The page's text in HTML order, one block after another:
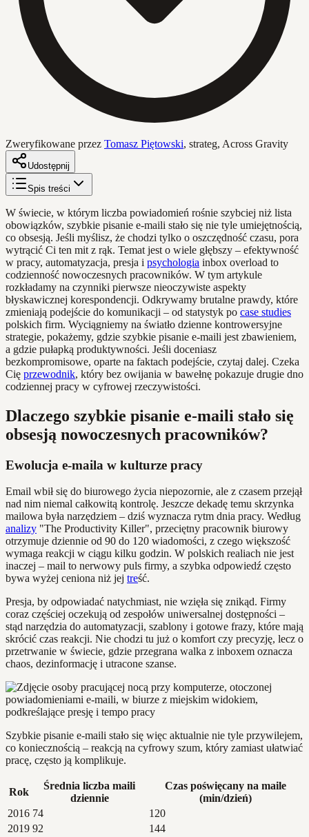
Zweryfikowane przez Tomasz Piętowski, strateg, Across Gravity
Udostępnij
Spis treści
W świecie, w którym liczba powiadomień rośnie szybciej niż lista
obowiązków, szybkie pisanie e-maili stało się nie tyle umiejętnością,
co obsesją. Jeśli myślisz, że chodzi tylko o oszczędność czasu, pora
wytrącić Ci ten mit z rąk. Temat jest o wiele głębszy – efektywność
w pracy, automatyzacja, presja i psychologia inbox overload to
codzienność nowoczesnych pracowników. W tym artykule
rozkładamy na czynniki pierwsze nieoczywiste aspekty
błyskawicznej korespondencji. Odkrywamy brutalne prawdy, które
zmieniają podejście do komunikacji – od statystyk po case studies
polskich firm. Wyciągniemy na światło dzienne kontrowersyjne
strategie, pokażemy, gdzie szybkie pisanie e-maili jest zbawieniem,
a gdzie pułapką produktywności. Jeśli doceniasz
bezkompromisowe, oparte na faktach podejście, czytaj dalej. Czeka
Cię przewodnik, który bez owijania w bawełnę pokazuje drugie dno
codziennej pracy w cyfrowej rzeczywistości.
Dlaczego szybkie pisanie e-maili stało się
obsesją nowoczesnych pracowników?
Ewolucja e-maila w kulturze pracy
Email wbił się do biurowego życia niepozornie, ale z czasem przejął
nad nim niemal całkowitą kontrolę. Jeszcze dekadę temu skrzynka
mailowa była narzędziem – dziś wyznacza rytm dnia pracy. Według
analizy "The Productivity Killer", przeciętny pracownik biurowy
otrzymuje dziennie od 90 do 120 wiadomości, z czego większość
wymaga reakcji w ciągu kilku godzin. W polskich realiach nie jest
inaczej – mail to nerwowy puls firmy, a szybka odpowiedź często
bywa wyżej ceniona niż jej treść.
Presja, by odpowiadać natychmiast, nie wzięła się znikąd. Firmy
coraz częściej oczekują od zespołów uniwersalnej dostępności –
stąd narzędzia do automatyzacji, szablony i gotowe frazy, które mają
skrócić czas reakcji. Nie chodzi tu już o komfort czy precyzję, lecz o
przetrwanie w świecie, gdzie przegrana walka z inboxem oznacza
chaos, dezinformację i utracone szanse.
Szybkie pisanie e-maili stało się więc aktualnie nie tyle przywilejem,
co koniecznością – reakcją na cyfrowy szum, który zamiast ułatwiać
pracę, często ją komplikuje.
Rok
Średnia liczba maili
dziennie
Czas poświęcany na maile
(min/dzień)
2016 74
120
2019 92
144